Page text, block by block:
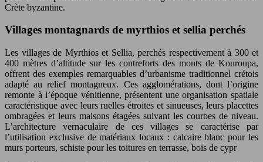
Crète byzantine.
Villages montagnards de myrthios et sellia perchés
Les villages de Myrthios et Sellia, perchés respectivement à 300 et
400 mètres d’altitude sur les contreforts des monts de Kouroupa,
offrent des exemples remarquables d’urbanisme traditionnel crétois
adapté au relief montagneux. Ces agglomérations, dont l’origine
remonte à l’époque vénitienne, présentent une organisation spatiale
caractéristique avec leurs ruelles étroites et sinueuses, leurs placettes
ombragées et leurs maisons étagées suivant les courbes de niveau.
L’architecture vernaculaire de ces villages se caractérise par
l’utilisation exclusive de matériaux locaux : calcaire blanc pour les
murs porteurs, schiste pour les toitures en terrasse, bois de cypr